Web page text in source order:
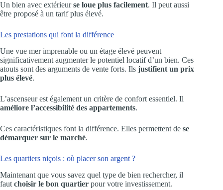
Un bien avec extérieurse loue plus facilement. Il peut aussi
être proposé à un tarif plus élevé.
Les prestations qui font la différence
Une vue mer imprenable ou un étage élevé peuvent
significativement augmenter le potentiel locatif d’un bien. Ces
atouts sont des arguments de vente forts. Ils justifient un prix
plus élevé.
L’ascenseur est également un critère de confort essentiel. Il
améliore l’accessibilité des appartements.
Ces caractéristiques font la différence. Elles permettent de se
démarquer sur le marché.
Les quartiers niçois : où placer son argent ?
Maintenant que vous savez quel type de bien rechercher, il
faut choisir le bon quartier pour votre investissement.